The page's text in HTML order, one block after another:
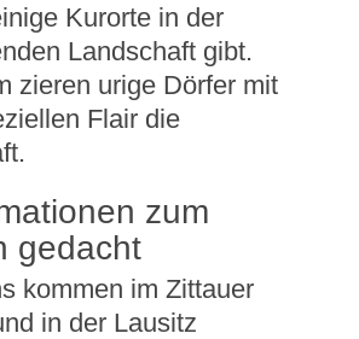
Kurorte in der
Landschaft gibt.
zieren urige Dörfer mit
Flair die
zum
gedacht
kommen im Zittauer
in der Lausitz